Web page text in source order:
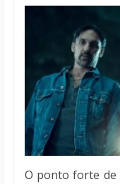
O ponto forte de